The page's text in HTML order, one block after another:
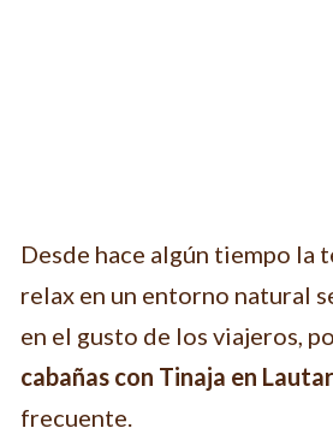
Desde hace algún tiempo la
relax en un entorno natural
en el gusto de los viajeros,
cabañas con Tinaja en
frecuente.